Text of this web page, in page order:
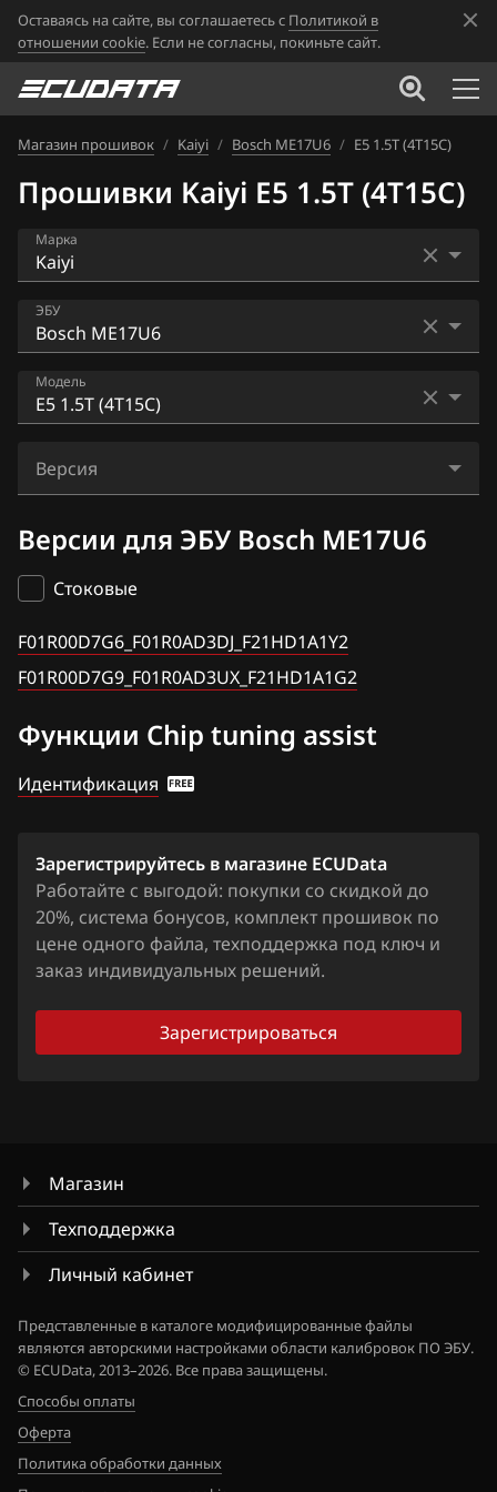
Оставаясь на сайте, вы соглашаетесь с Политикой в
отношении cookie. Если не согласны, покиньте сайт.
Магазин прошивок / Kaiyi / Bosch ME17U6 / E5 1.5T (4T15C)
Прошивки Kaiyi E5 1.5T (4T15C)
Марка
Acura
Alfa Romeo
ATLAS
BAIC
Bentley
Brilliance
Cadillac
Changan
Chery
Chevrolet
Chrysler
Citroen
Dacia
Derways
Dodge
Dongfeng
Exeed
Extreme moto
FAW
Fiat
ЭБУ
Bosch ME17U6
Bosch_MG1US008
Модель
Версия
F01R00D7G9_F01R0AD3UX_F21HD1A1G2
Версии для ЭБУ Bosch ME17U6
Стоковые
F01R00D7G6_F01R0AD3DJ_F21HD1A1Y2
F01R00D7G9_F01R0AD3UX_F21HD1A1G2
Функции Chip tuning assist
Идентификация
Зарегистрируйтесь в магазине ECUData
Работайте с выгодой: покупки со скидкой до
20%, система бонусов, комплект прошивок по
цене одного файла, техподдержка под ключ и
заказ индивидуальных решений.
Зарегистрироваться
Магазин
Техподдержка
Личный кабинет
Представленные в каталоге модифицированные файлы
являются авторскими настройками области калибровок ПО ЭБУ.
© ECUData, 2013–2026. Все права защищены.
Способы оплаты
Оферта
Политика обработки данных